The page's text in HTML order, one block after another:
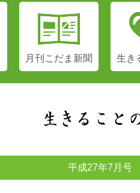
月刊 こだま新聞 生き
平成27年7月号